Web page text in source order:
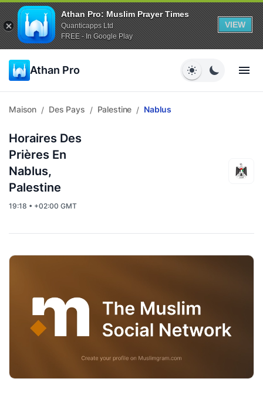
Athan Pro: Muslim Prayer Times
Quanticapps Ltd
FREE - In Google Play
VIEW
Athan Pro
Maison / Des Pays / Palestine / Nablus
Horaires Des
Prières En
Nablus,
Palestine
19:18 • +02:00 GMT